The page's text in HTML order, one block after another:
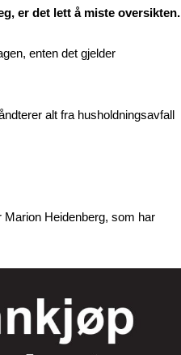
er det lett å miste oversikten.
enten det gjelder
alt fra husholdningsavfall
Heidenberg, som har